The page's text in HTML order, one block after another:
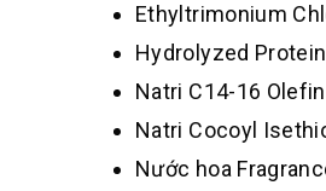
Ethyltrimonium
Hydrolyzed
Natri C14-16
Natri Cocoyl
Nước hoa